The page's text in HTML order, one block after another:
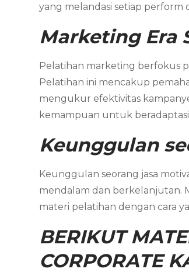
yang melandasi setiap perform
Marketing Era
Pelatihan marketing berfokus
Pelatihan ini mencakup
mengukur efektivitas
kemampuan untuk
Keunggulan
Keunggulan seorang jasa
mendalam dan berkelanjutan.
materi pelatihan dengan cara
BERIKUT
CORPORATE